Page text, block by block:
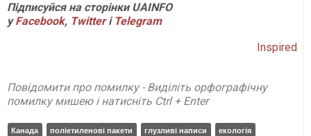
Підписуйся на сторінки UAINFO
уFacebook, Twitter і Telegram
Inspired
Повідомити про помилку - Виділіть орфографічну
помилку мишею і натисніть Ctrl + Enter
Канада поліетиленові пакети глузливі написи екологія